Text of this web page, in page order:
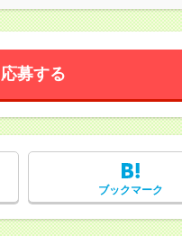
応募する
ブックマーク